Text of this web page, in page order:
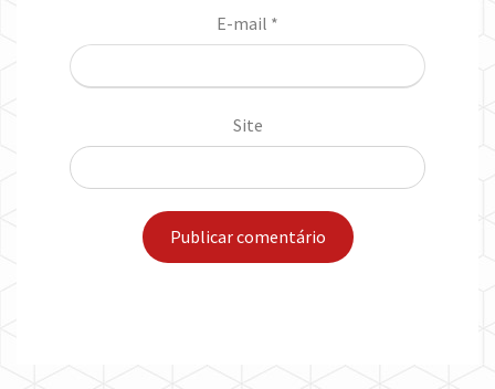
E-mail *
Site